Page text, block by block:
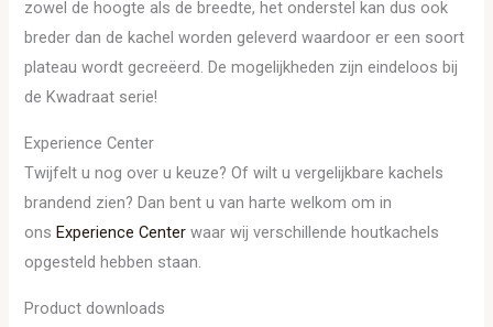
zowel de hoogte als de breedte, het onderstel kan dus ook
breder dan de kachel worden geleverd waardoor er een soort
plateau wordt gecreëerd. De mogelijkheden zijn eindeloos bij
de Kwadraat serie!
Experience Center
Twijfelt u nog over u keuze? Of wilt u vergelijkbare kachels
brandend zien? Dan bent u van harte welkom om in
onsExperience Center waar wij verschillende houtkachels
opgesteld hebben staan.
Product downloads